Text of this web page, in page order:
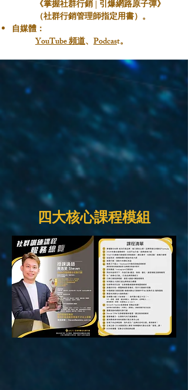
《掌握社群行銷 | 引爆網路原子彈》
（社群行銷管理師指定用書）。
自媒體：
YouTube 頻道、 Podcast。
四大核心課程模組